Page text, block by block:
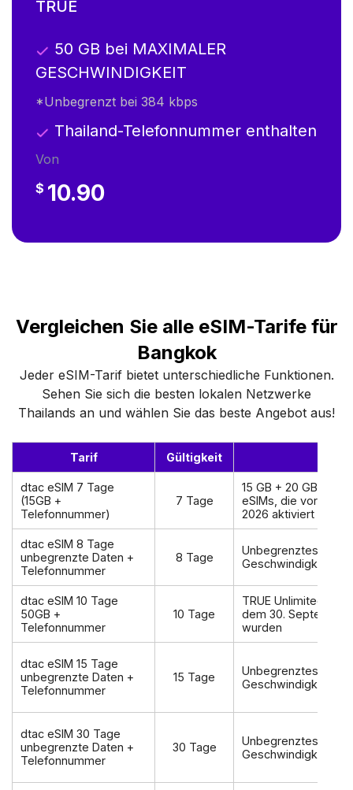
TRUE
50 GB bei MAXIMALER
GESCHWINDIGKEIT
*Unbegrenzt bei 384 kbps
Thailand-Telefonnummer enthalten
Von
$ 10.90
Vergleichen Sie alle eSIM-Tarife für
Bangkok
Jeder eSIM-Tarif bietet unterschiedliche Funktionen.
Sehen Sie sich die besten lokalen Netzwerke
Thailands an und wählen Sie das beste Angebot aus!
Tarif Gültigkeit
dtac eSIM 7 Tage
(15GB +
Telefonnummer)
7 Tage
15 GB + 20 GB
eSIMs, die vor dem
2026 aktiviert
dtac eSIM 8 Tage
unbegrenzte Daten +
Telefonnummer
8 Tage
Unbegrenztes 5G
Geschwindigkeit –
dtac eSIM 10 Tage
50GB +
Telefonnummer
10 Tage
TRUE Unlimited für
dem 30. September
wurden
dtac eSIM 15 Tage
unbegrenzte Daten +
Telefonnummer
15 Tage
Unbegrenztes 5G
Geschwindigkeit –
dtac eSIM 30 Tage
unbegrenzte Daten +
Telefonnummer
30 Tage
Unbegrenztes 5G
Geschwindigkeit –